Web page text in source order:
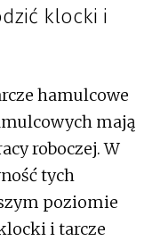
klocki i
hamulcowe
mają
roboczej. W
tych
poziomie
i tarcze